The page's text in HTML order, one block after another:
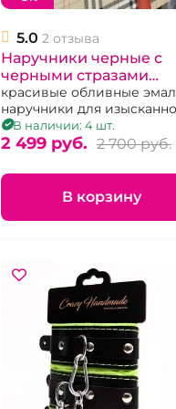
5.0 2 отзыва
Наручники черные с
черными стразами
"Lovetoy"
красивые обливные
наручники для
Сабспейса
В наличии: 4 шт.
2 499 pуб. 2 700 pуб.
В корзину